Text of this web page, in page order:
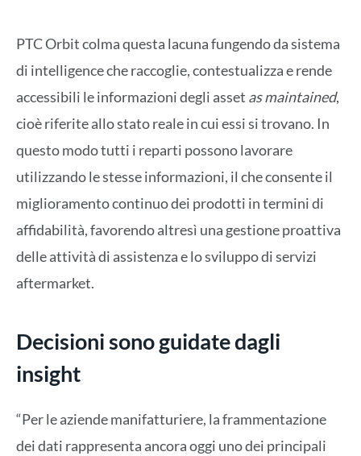
PTC Orbit colma questa lacuna fungendo da sistema
di intelligence che raccoglie, contestualizza e rende
accessibili le informazioni degli asset as maintained,
cioè riferite allo stato reale in cui essi si trovano. In
questo modo tutti i reparti possono lavorare
utilizzando le stesse informazioni, il che consente il
miglioramento continuo dei prodotti in termini di
affidabilità, favorendo altresì una gestione proattiva
delle attività di assistenza e lo sviluppo di servizi
aftermarket.
Decisioni sono guidate dagli
insight
“Per le aziende manifatturiere, la frammentazione
dei dati rappresenta ancora oggi uno dei principali